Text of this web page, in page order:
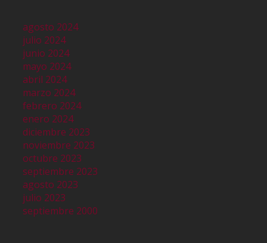
agosto 2024
julio 2024
junio 2024
mayo 2024
abril 2024
marzo 2024
febrero 2024
enero 2024
diciembre 2023
noviembre 2023
octubre 2023
septiembre 2023
agosto 2023
julio 2023
septiembre 2000